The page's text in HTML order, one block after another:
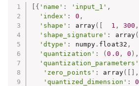
[ { 'name' : 'input_1' ,
'index' : 0 ,
'shape' : array( [ 1 , 300 ,
'shape_signature' : array(
'dtype' : numpy . float32 ,
'quantization' : (0.0 , 0 ) ,
'quantization_parameters'
'zero_points' : array( [ ] ,
'quantized_dimension' : 0